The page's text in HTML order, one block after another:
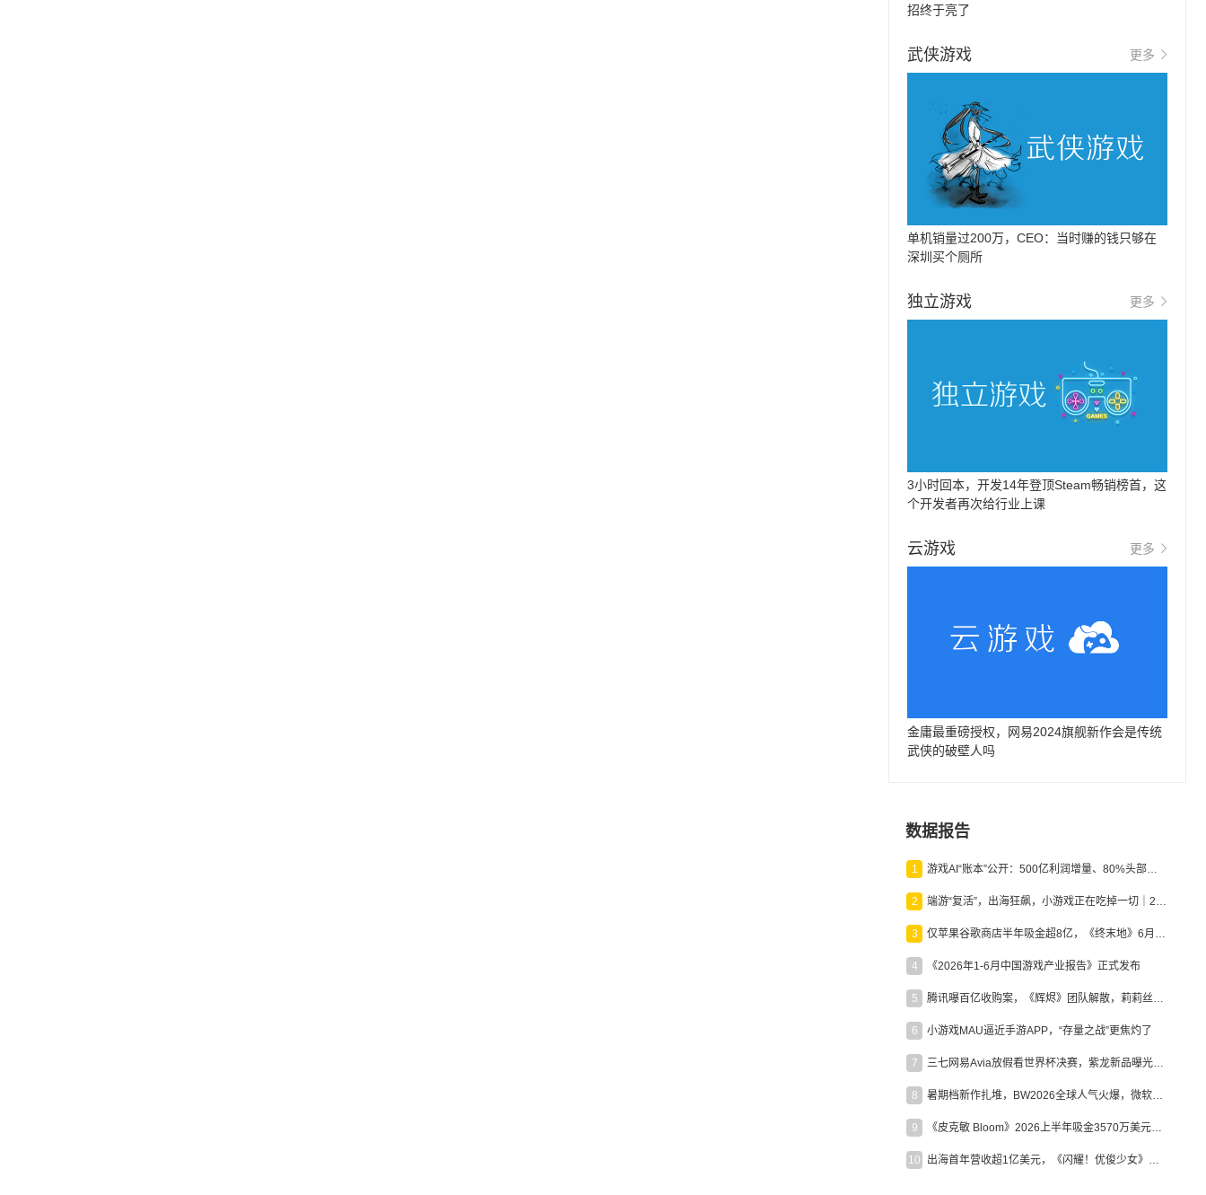
招终于亮了
武侠游戏 更多
单机销量过200万，CEO：当时赚的钱只够在
深圳买个厕所
独立游戏 更多
3小时回本，开发14年登顶Steam畅销榜首，这
个开发者再次给行业上课
云游戏 更多
金庸最重磅授权，网易2024旗舰新作会是传统
武侠的破壁人吗
数据报告
1 游戏AI“账本”公开：500亿利润增量、80%头部入局，谁在闷声发财？
2 端游“复活”，出海狂飙，小游戏正在吃掉一切｜2026上半年产业报告
3 仅苹果谷歌商店半年吸金超8亿，《终末地》6月份收入显著回暖
4 《2026年1-6月中国游戏产业报告》正式发布
5 腾讯曝百亿收购案，《辉烬》团队解散，莉莉丝新作曝光｜陀螺周报
6 小游戏MAU逼近手游APP，“存量之战”更焦灼了
7 三七网易Avia放假看世界杯决赛，紫龙新品曝光，米哈游新作上线 | 陀螺周报
8 暑期档新作扎堆，BW2026全球人气火爆，微软XBOX大裁员|陀螺周报
9 《皮克敏 Bloom》2026上半年吸金3570万美元，中国台湾成最大市场
10 出海首年营收超1亿美元，《闪耀！优俊少女》美国市场占比达七成